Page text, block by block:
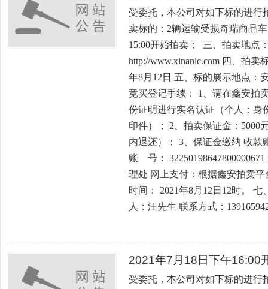
受委托，本公司对如下标的进行
卖标的：2辆运输受损奇瑞商品
15:00开始拍卖； 三、拍卖地点
http://www.xinanlc.com 四、拍卖
年8月12日 五、标的展示地点：
竞买登记手续： 1、请在鑫安拍
份证明进行实名认证（个人：身
印件）； 2、拍卖保证金：5000
内退还）； 3、保证金缴纳 收
账 号：
理处 网上支付：根据鑫安拍卖
时间： 2021年8月12日12时。
人：汪先生 联系方式：
2021年7月18日下午16:00
受委托，本公司对如下标的进行